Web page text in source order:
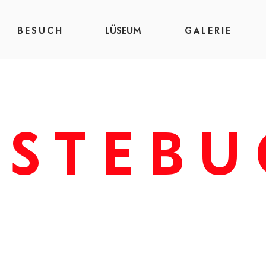
B E S U C H LÜSEUM G A L E R I E